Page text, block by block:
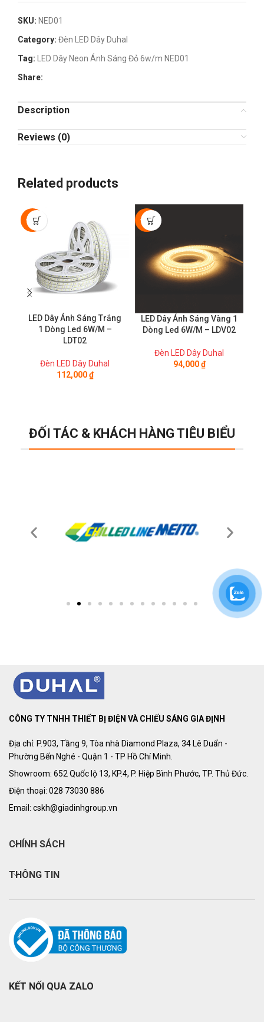
SKU: NED01
Category: Đèn LED Dây Duhal
Tag:
LED Dây Neon Ánh Sáng Đỏ 6w/m NED01
Share:
Description
Reviews (0)
Related products
-30%
LED Dây Ánh Sáng Trắng
1 Dòng Led 6W/M –
LDT02
Đèn LED Dây Duhal
112,000₫
-30%
LED Dây Ánh Sáng Vàng 1
Dòng Led 6W/M – LDV02
Đèn LED Dây Duhal
94,000₫
ĐỐI TÁC & KHÁCH HÀNG TIÊU BIỂU
CÔNG TY TNHH THIẾT BỊ ĐIỆN VÀ CHIẾU SÁNG GIA ĐỊNH
Địa chỉ: P.903, Tầng 9, Tòa nhà Diamond Plaza, 34 Lê Duẩn -
Phường Bến Nghé - Quận 1 - TP Hồ Chí Minh.
Showroom: 652 Quốc lộ 13, KP.4, P. Hiệp Bình Phước, TP. Thủ Đức.
Điện thoại: 028 73030 886
Email: cskh@giadinhgroup.vn
CHÍNH SÁCH
THÔNG TIN
KẾT NỐI QUA ZALO